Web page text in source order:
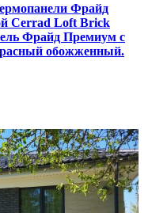
Фрайд
Cerrad Loft Brick
Фрайд Премиум с
обожженный.